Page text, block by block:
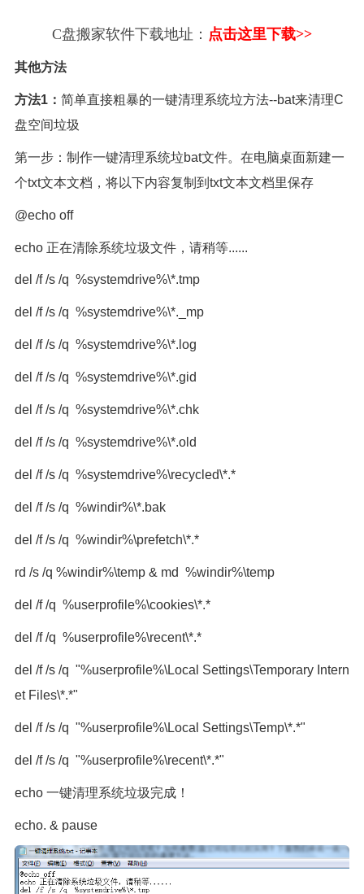
C盘搬家软件下载地址： 点击这里下载>>
其他方法
方法1： 简单直接粗暴的一键清理系统垃方法--bat来清理C
盘空间垃圾
第一步：制作一键清理系统垃bat文件。在电脑桌面新建一
个txt文本文档，将以下内容复制到txt文本文档里保存
@echo off
echo 正在清除系统垃圾文件，请稍等......
del /f /s /q %systemdrive%\*.tmp
del /f /s /q %systemdrive%\*._mp
del /f /s /q %systemdrive%\*.log
del /f /s /q %systemdrive%\*.gid
del /f /s /q %systemdrive%\*.chk
del /f /s /q %systemdrive%\*.old
del /f /s /q %systemdrive%\recycled\*.*
del /f /s /q %windir%\*.bak
del /f /s /q %windir%\prefetch\*.*
rd /s /q %windir%\temp & md %windir%\temp
del /f /q %userprofile%\cookies\*.*
del /f /q %userprofile%\recent\*.*
del /f /s /q "%userprofile%\Local Settings\Temporary Intern
et Files\*.*"
del /f /s /q "%userprofile%\Local Settings\Temp\*.*"
del /f /s /q "%userprofile%\recent\*.*"
echo 一键清理系统垃圾完成！
echo. & pause